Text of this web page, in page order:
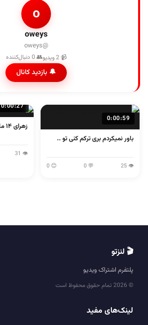
o
oweys
@oweys
📹 2 ویدیو 👥 0 دنبال‌کننده
🔔 بازدید کانال
0:00:59
باور نمیکردم بری ترکم کنی تو ..
👁 25
💬 0
😊 0
0:00:27
زهرای ۱۴ ماهه
👁 31
🎬 لنزتو
پلتفرم اشتراک ویدیو
© 2026 تمام حقوق محفوظ است
لینک‌های مفید